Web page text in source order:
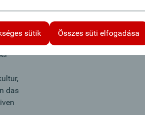
das
sütik Összes süti elfogadása